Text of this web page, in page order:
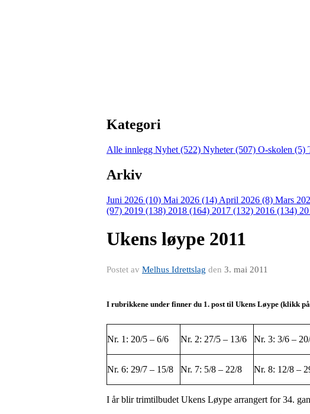
Kategori
Alle innlegg Nyhet (522) Nyheter (507) O-skolen (5)
Arkiv
Juni 2026 (10) Mai 2026 (14) April 2026 (8) Mars
(97) 2019 (138) 2018 (164) 2017 (132) 2016 (134)
Ukens løype 2011
Postet av Melhus Idrettslag den 3. mai 2011
I rubrikkene under finner du 1. post til Ukens Løype (klikk
Nr. 1: 20/5 – 6/6 Nr. 2: 27/5 – 13/6 Nr. 3: 3/6 –
Nr. 6: 29/7 – 15/8 Nr. 7: 5/8 – 22/8 Nr. 8: 12/8 –
I år blir trimtilbudet Ukens Løype arrangert for 34.